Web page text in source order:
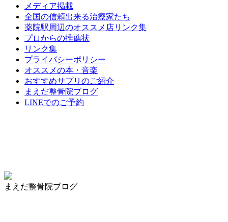
メディア掲載
全国の信頼出来る治療家たち
薬院駅周辺のオススメ店リンク集
プロからの推薦状
リンク集
プライバシーポリシー
オススメの本・音楽
おすすめサプリのご紹介
まえだ整骨院ブログ
LINEでのご予約
まえだ整骨院ブログ